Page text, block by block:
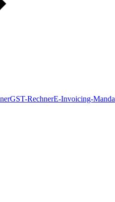
GST-RechnerE-Invoicing-